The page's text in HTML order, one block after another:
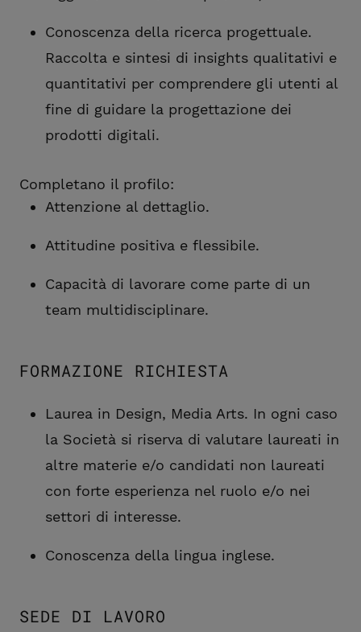
Conoscenza della ricerca progettuale.
Raccolta e sintesi di insights qualitativi e
quantitativi per comprendere gli utenti al
fine di guidare la progettazione dei
prodotti digitali.
​​​​​​​Completano il profilo:
Attenzione al dettaglio.
Attitudine positiva e flessibile.
Capacità di lavorare come parte di un
team multidisciplinare.
FORMAZIONE RICHIESTA
Laurea in Design, Media Arts. In ogni caso
la Società si riserva di valutare laureati in
altre materie e/o candidati non laureati
con forte esperienza nel ruolo e/o nei
settori di interesse.
Conoscenza della lingua inglese.
SEDE DI LAVORO